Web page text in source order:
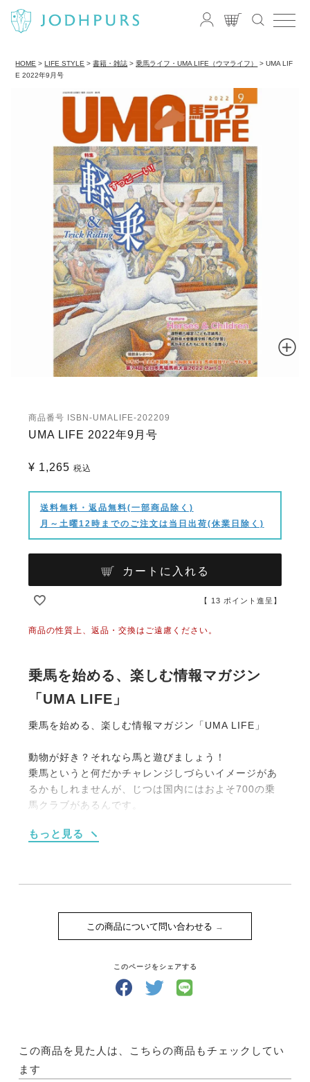
HOME LIFE STYLE 書籍・雑誌 乗馬ライフ・UMA LIFE（ウマライフ）
UMA LIF
E 2022年9月号
商品番号 ISBN-UMALIFE-202209
UMA LIFE 2022年9月号
¥ 1,265 税込
送料無料・返品無料(一部商品除く)
月～土曜12時までのご注文は当日出荷(休業日除く)
カートに入れる
【 13 ポイント進呈】
商品の性質上、返品・交換はご遠慮ください。
乗馬を始める、楽しむ情報マガジン
「UMA LIFE」
乗馬を始める、楽しむ情報マガジン「UMA LIFE」
動物が好き？それなら馬と遊びましょう！
乗馬というと何だかチャレンジしづらいイメージがあ
るかもしれませんが、じつは国内にはおよそ700の乗
馬クラブがあるんです。
【２】海や山、草原を馬でお散歩する《外乗》をメイ
たとえば4回のレッスンがセットになった体験乗馬教
（1時間10,000円程度）などなど。
そうして馬と仲良くなったら、馬と遊ぶ楽しみが膨ら
どんな風にして遊びましょう？「UMA LIFE」には、
馬と過ごす時間が楽しくなるような国内外の情報が満
をサポートします！
・サイズ A4判
もっと見る
この商品について問い合わせる
このページをシェアする
この商品を見た人は、こちらの商品もチェックしてい
ます